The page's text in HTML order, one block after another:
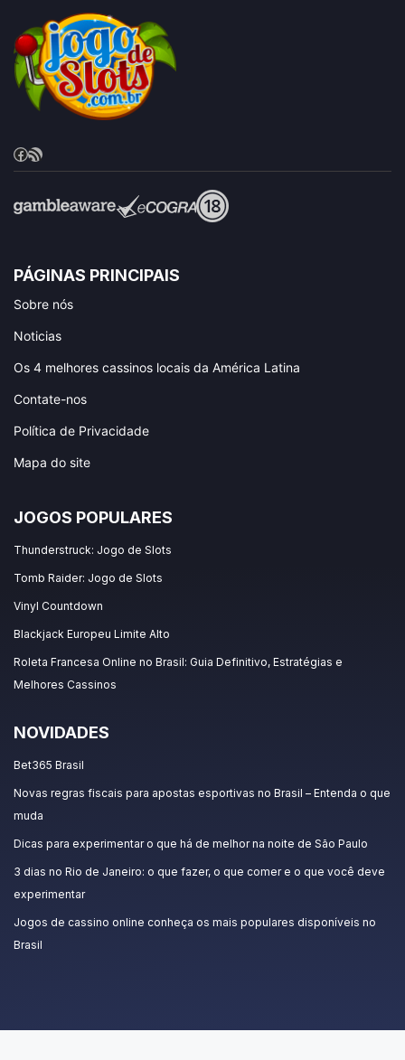
Facebook
RSS Feed
PÁGINAS PRINCIPAIS
Sobre nós
Noticias
Os 4 melhores cassinos locais da América Latina
Contate-nos
Política de Privacidade
Mapa do site
JOGOS POPULARES
Thunderstruck: Jogo de Slots
Tomb Raider: Jogo de Slots
Vinyl Countdown
Blackjack Europeu Limite Alto
Roleta Francesa Online no Brasil: Guia Definitivo, Estratégias e
Melhores Cassinos
NOVIDADES
Bet365 Brasil
Novas regras fiscais para apostas esportivas no Brasil – Entenda o que
muda
Dicas para experimentar o que há de melhor na noite de São Paulo
3 dias no Rio de Janeiro: o que fazer, o que comer e o que você deve
experimentar
Jogos de cassino online conheça os mais populares disponíveis no
Brasil